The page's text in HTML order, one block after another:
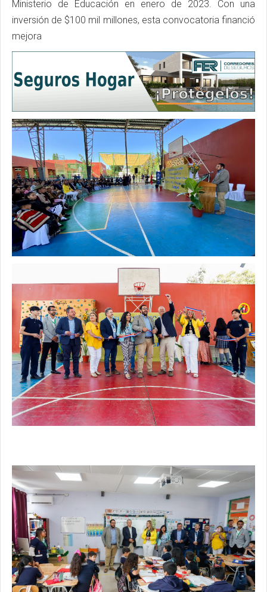
Ministerio de Educación en enero de 2023. Con una
inversión de $100 mil millones, esta convocatoria financió
mejora